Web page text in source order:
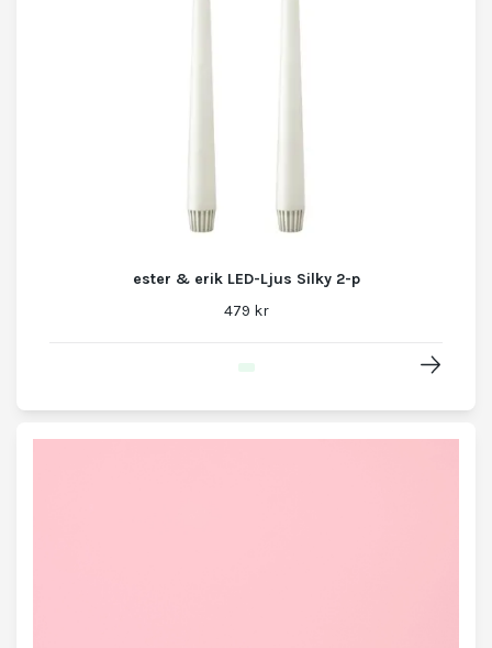
ester & erik LED-Ljus Silky 2-p
479 kr